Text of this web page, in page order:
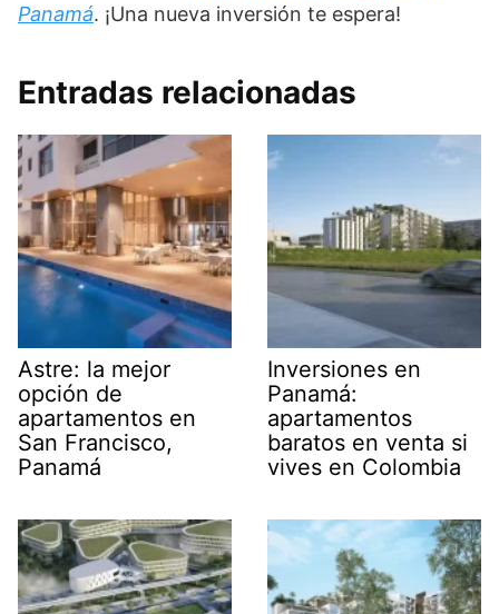
Panamá. ¡Una nueva inversión te espera!
Entradas relacionadas
Astre: la mejor
opción de
apartamentos en
San Francisco,
Panamá
Inversiones en
Panamá:
apartamentos
baratos en venta si
vives en Colombia